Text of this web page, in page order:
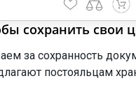
сохранить свои
за сохранность
постояльцам